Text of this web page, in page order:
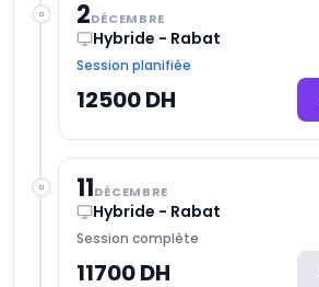
2DÉCEMBRE
Hybride - Rabat
Session planifiée
12500 DH
11DÉCEMBRE
Hybride - Rabat
Session complète
11700 DH